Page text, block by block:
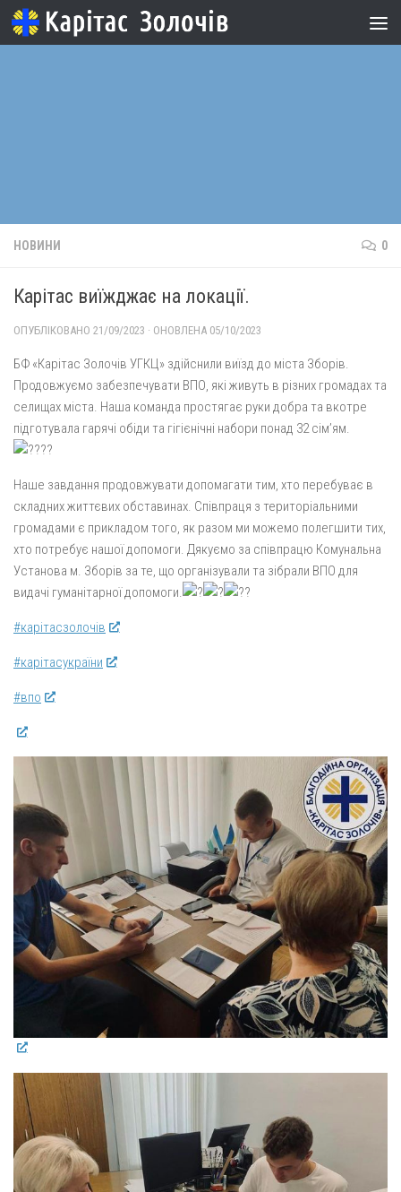
Skip to content
НОВИНИ 0
Карітас виїжджає на локації.
ОПУБЛІКОВАНО 21/09/2023 · ОНОВЛЕНА 05/10/2023
БФ «Карітас Золочів УГКЦ» здійснили виїзд до міста Зборів.
Продовжуємо забезпечувати ВПО, які живуть в різних громадах та
селищах міста. Наша команда простягає руки добра та вкотре
підготувала гарячі обіди та гігієнічні набори понад 32 сім’ям.
Наше завдання продовжувати допомагати тим, хто перебуває в
складних життєвих обставинах. Співпраця з територіальними
громадами є прикладом того, як разом ми можемо полегшити тих,
хто потребує нашої допомоги. Дякуємо за співпрацю Комунальна
Установа м. Зборів за те, що організували та зібрали ВПО для
видачі гуманітарної допомоги.
#карітасзолочів
#карітасукраїни
#впо